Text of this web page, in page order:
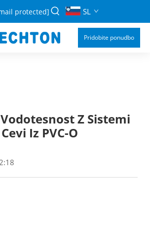
protected] SL
Pridobite ponudbo
Z Sistemi
Cevi Iz PVC-O